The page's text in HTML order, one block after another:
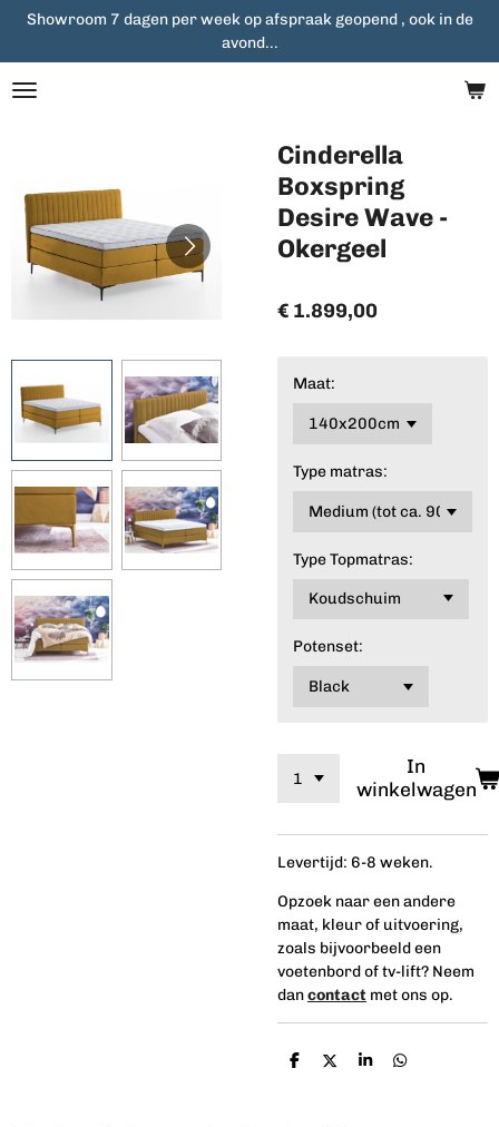
Ga
naar
de
Showroom 7 dagen per week op afspraak geopend , ook in de
avond...
Cinderella
Boxspring
Desire Wave -
Okergeel
€ 1.899,00
Maat:
Type matras:
Type Topmatras:
Potenset:
In
winkelwagen
Levertijd: 6-8 weken.
Opzoek naar een andere
maat, kleur of uitvoering,
zoals bijvoorbeeld een
voetenbord of tv-lift? Neem
dancontact met ons op.
D
D
S
D